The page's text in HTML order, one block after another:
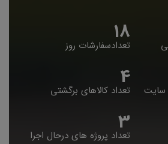
19
تعدادسفارشات روز
سایت 5
تعداد کالاهای برگشتی
4
تعداد پروژه های درحال اجرا